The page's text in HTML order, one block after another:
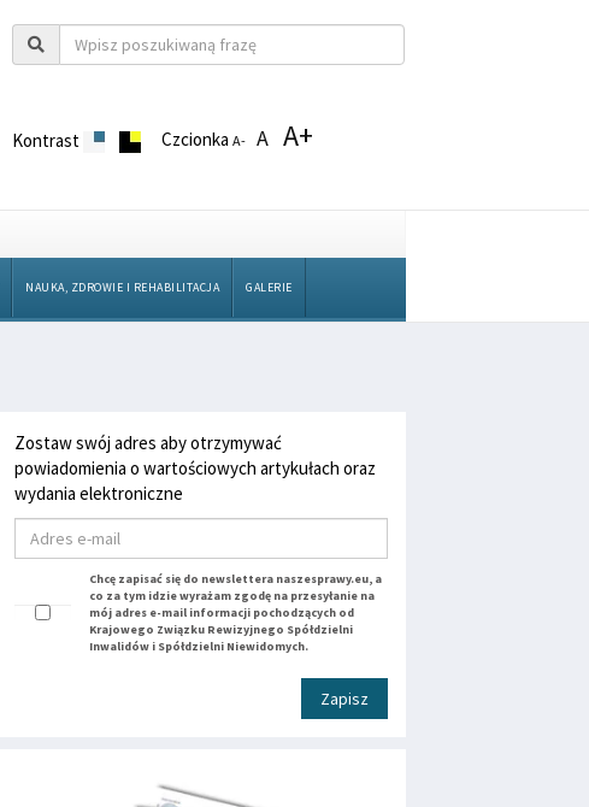
Kontrast CzcionkaA- A A+
NAUKA, ZDROWIE I REHABILITACJA GALERIE
Zostaw swój adres aby otrzymywać
powiadomienia o wartościowych artykułach oraz
wydania elektroniczne
Chcę zapisać się do newslettera naszesprawy.eu, a
co za tym idzie wyrażam zgodę na przesyłanie na
mój adres e-mail informacji pochodzących od
Krajowego Związku Rewizyjnego Spółdzielni
Inwalidów i Spółdzielni Niewidomych.
Zapisz